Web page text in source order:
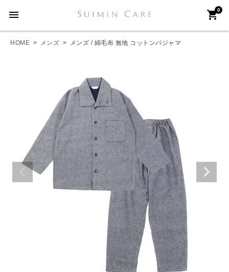
menu 0
shopping_cart
HOME メンズ メンズ / 綿毛布 無地 コットンパジャマ